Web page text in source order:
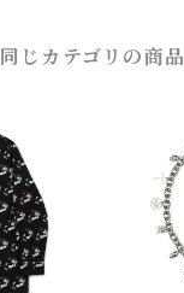
同じカテゴリの商品